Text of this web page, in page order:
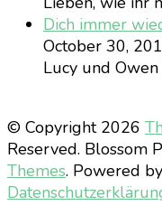
Dich immer
October 30,
Lucy und
© Copyright 2026
Reserved. Blossom
Themes. Powered by